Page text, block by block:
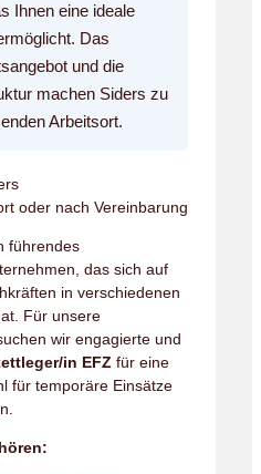
Ihnen eine ideale
Das
und die
machen Siders zu
Arbeitsort.
oder nach Vereinbarung
führendes
das sich auf
in verschiedenen
Für unsere
wir engagierte und
in EFZ für eine
für temporäre Einsätze